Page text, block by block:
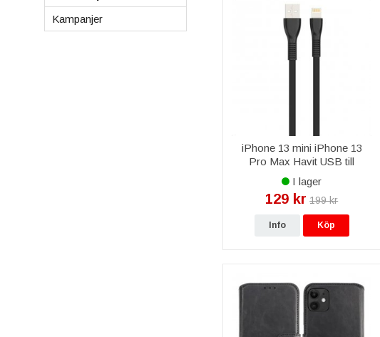
Kampanjer
iPhone 13 mini iPhone 13
Pro Max Havit USB till
Lightning Kabel 2,0A 1,8m -
Svart
I lager
129 kr 199 kr
Info Köp